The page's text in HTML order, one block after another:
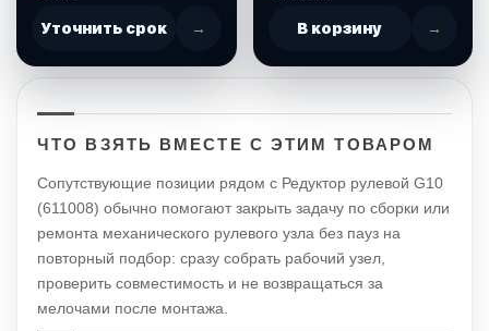
Уточнить срок → В корзину →
ЧТО ВЗЯТЬ ВМЕСТЕ С ЭТИМ ТОВАРОМ
Сопутствующие позиции рядом с Редуктор рулевой G10
(611008) обычно помогают закрыть задачу по сборки или
ремонта механического рулевого узла без пауз на
повторный подбор: сразу собрать рабочий узел,
проверить совместимость и не возвращаться за
мелочами после монтажа.